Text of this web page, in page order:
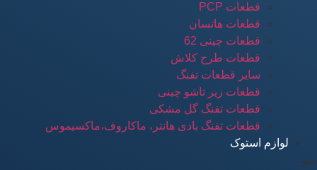
قطعات PCP
قطعات هاتسان
قطعات چینی 62
قطعات طرح کلاش
سایر قطعات تفنگ
قطعات زیر تاشو چینی
قطعات تفنگ گل مشکی
قطعات تفنگ بادی هانتر، ماکاروف،ماکسیموس
لوازم استوک
منو